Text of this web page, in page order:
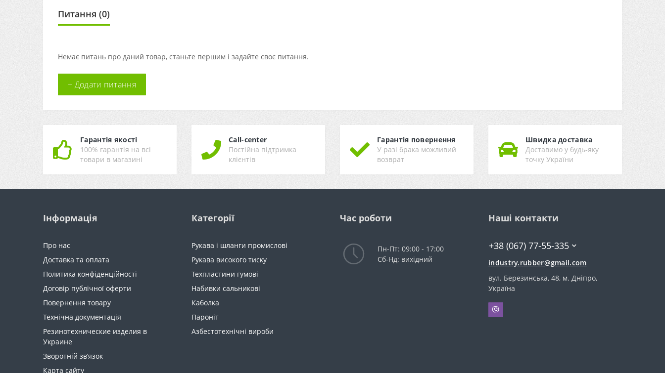
Питання (0)
Немає питань про даний товар, станьте першим і задайте своє питання.
+ Додати питання
Гарантія якості
100% гарантія на всі
товари в магазині
Call-center
Постійна підтримка
клієнтів
Гарантія повернення
У разі брака можливий
возврат
Швидка доставка
Доставимо у будь-яку
точку України
Інформація
Про нас
Доставка та оплата
Политика конфіденційності
Договір публічної оферти
Повернення товару
Технічна документація
Резинотехнические изделия в
Украине
Зворотній зв’язок
Карта сайту
Категорії
Рукава і шланги промислові
Рукава високого тиску
Техпластини гумові
Набивки сальникові
Каболка
Пароніт
Азбестотехнічні вироби
Час роботи
Пн-Пт: 09:00 - 17:00
Сб-Нд: вихідний
Наші контакти
+38 (067) 77-55-335
industry.rubber@gmail.com
вул. Березинська, 48, м. Дніпро,
Україна